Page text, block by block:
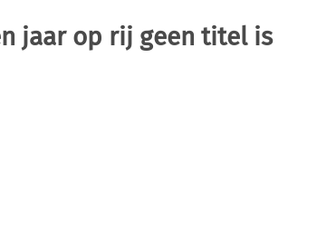
jaar op rij geen titel is